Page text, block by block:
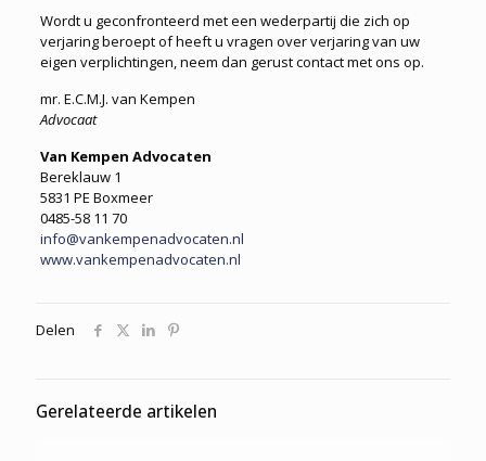
Wordt u geconfronteerd met een wederpartij die zich op
verjaring beroept of heeft u vragen over verjaring van uw
eigen verplichtingen, neem dan gerust contact met ons op.
mr. E.C.M.J. van Kempen
Advocaat
Van Kempen Advocaten
Bereklauw 1
5831 PE Boxmeer
0485-58 11 70
info@vankempenadvocaten.nl
www.vankempenadvocaten.nl
Delen
Gerelateerde artikelen